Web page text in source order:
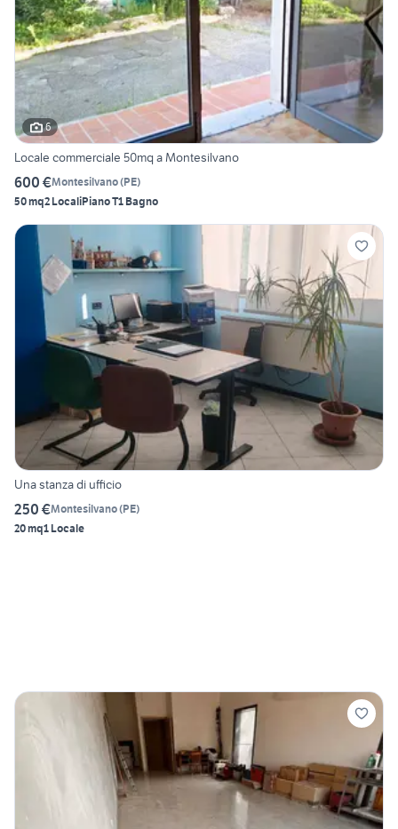
6
Locale commerciale 50mq a Montesilvano
600 €Montesilvano(PE)
50 mq2 LocaliPiano T1 Bagno
Una stanza di ufficio
250 €Montesilvano(PE)
20 mq1 Locale